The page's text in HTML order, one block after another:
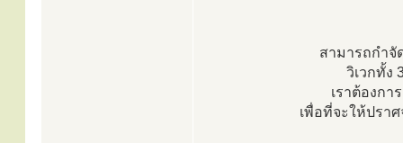
สามารถกำจั
วิเวกทั้ง
เราต้องกา
เพื่อที่จะให้ปรา